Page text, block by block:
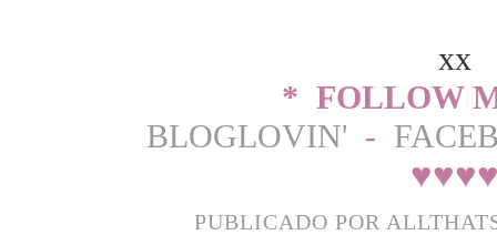
xx
* FOLLOW
BLOGLOVIN' -
♥♥♥
PUBLICADO POR